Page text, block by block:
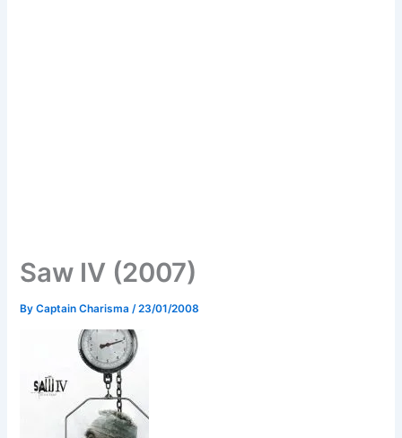
Saw IV (2007)
ByCaptain Charisma /23/01/2008